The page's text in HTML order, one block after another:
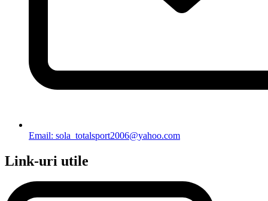
Email: sola_totalsport2006@yahoo.com
Link-uri utile